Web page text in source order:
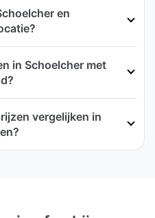
en
in Schoelcher met
vergelijken in